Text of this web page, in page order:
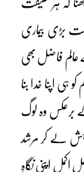
کہ ہر حقیقت
بڑی بیماری
فاضل بھی
اپنا خدا بنا
برعکس وہ لوگ
لے کر مرشد
اکمل اپنی نگاہِ